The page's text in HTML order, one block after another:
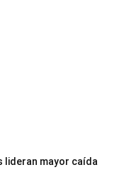
lideran mayor caída